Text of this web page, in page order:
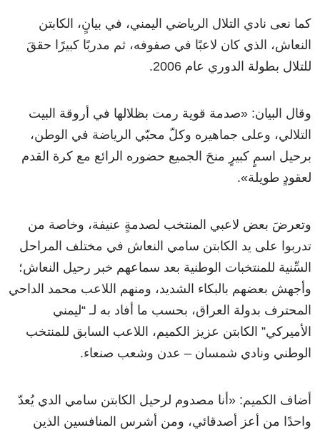
كما نعى نادي التلال الرياضي اليمني، في بيانٍ، الكابتن
النعاش، الذي كان لاعبًا في صفوفه، ثم مدربًا كبيرًا حققَ
للتلال بطولة الدوري عام 2006.
وقال البيان: «صدمة قوية رمت بظلالها في أروقة البيت
التلالي، وعلى جماهيره وكلّ محبّي الرياضة في الوطن،
برحيل اسمٍ كبيرٍ منحَ الجميع حضوره الرائع مع كرة القدم
لعقودٍ طويلة».
وتعرضَ بعض لاعبي المنتخب لصدمةٍ عنيفة، وخاصة من
تدربوا على يد الكابتن سامي النعاش في مختلف المراحل
السِّنية للمنتخبات الوطنية بعد سماعهم خبر رحيل النعاش؛
وأجهش بعضهم بالبكاء الشديد، ومنهم اللاعب محمد الداحي
المحترف بدولة العراق، بحسب ما أفاد به لـ “ليمني
الأميركي” الكابتن عزيز الكميم، اللاعب السابق للمنتخب
الوطني ونادي شمسان – عدن وشعب صنعاء.
أضاف الكميم: «أنا مصدوم لرحيل الكابتن سامي الدي يُعدّ
واحدًا من أعز أصدقائي، ومن أشرس المنافسين الذين